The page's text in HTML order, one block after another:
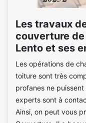
Les travaux
couverture
Lento et ses
Les opérations de
toiture sont très
profanes ne
experts sont à
Ainsi, on peut vous